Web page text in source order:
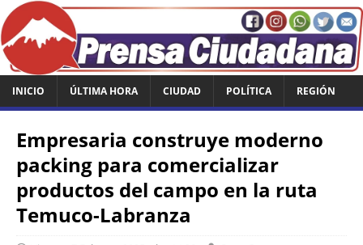
INICIO ÚLTIMA HORA CIUDAD POLÍTICA REGIÓN
Empresaria construye moderno
packing para comercializar
productos del campo en la ruta
Temuco-Labranza